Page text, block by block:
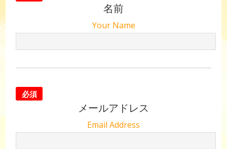
名前
Your Name
必須
メールアドレス
Email Address